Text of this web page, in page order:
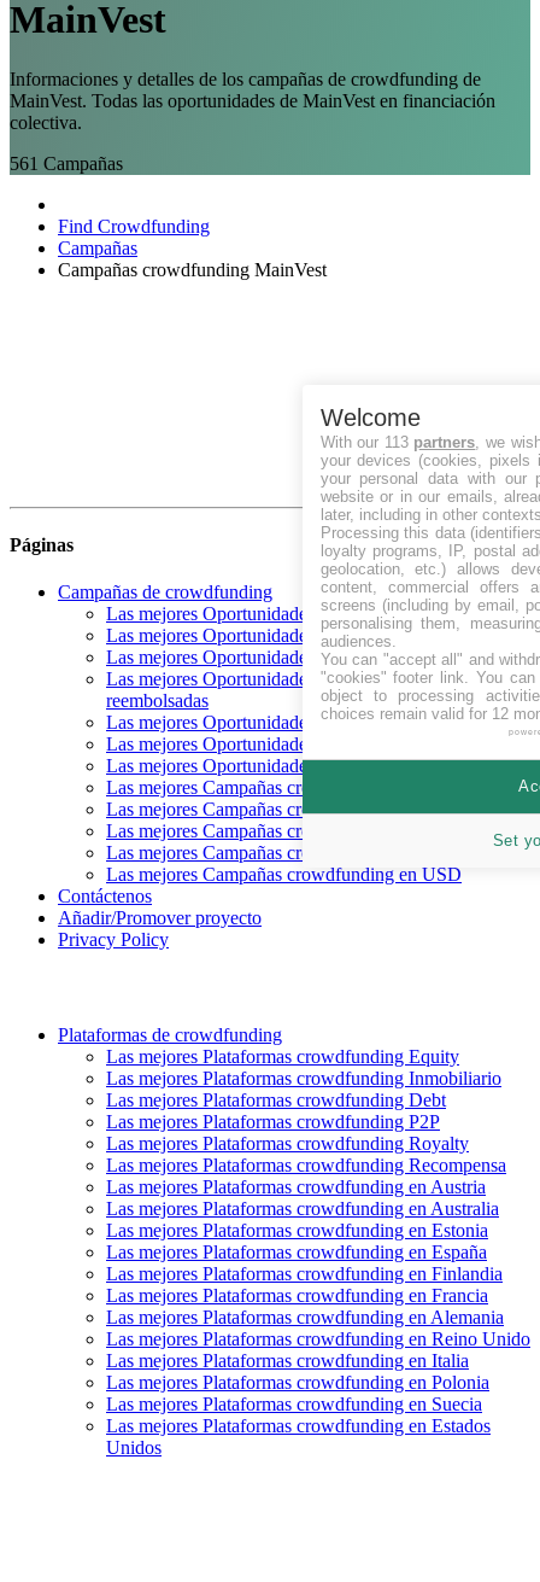
MainVest
Informaciones y detalles de los campañas de crowdfunding de
MainVest. Todas las oportunidades de MainVest en financiación
colectiva.
561 Campañas
Find Crowdfunding
Campañas
Campañas crowdfunding MainVest
Páginas
Campañas de crowdfunding
Las mejores Oportunidades crowdfunding Recaudando
Las mejores Oportunidades crowdfunding próximas
Las mejores Oportunidades crowdfunding financiadas
Las mejores Oportunidades crowdfunding
reembolsadas
Las mejores Oportunidades crowdfunding Equity
Las mejores Oportunidades crowdfunding Deuda
Las mejores Oportunidades crowdfunding Recompensa
Las mejores Campañas crowdfunding en CHF
Las mejores Campañas crowdfunding en EUR
Las mejores Campañas crowdfunding en GBP
Las mejores Campañas crowdfunding en SEK
Las mejores Campañas crowdfunding en USD
Contáctenos
Añadir/Promover proyecto
Privacy Policy
Plataformas de crowdfunding
Las mejores Plataformas crowdfunding Equity
Las mejores Plataformas crowdfunding Inmobiliario
Las mejores Plataformas crowdfunding Debt
Las mejores Plataformas crowdfunding P2P
Las mejores Plataformas crowdfunding Royalty
Las mejores Plataformas crowdfunding Recompensa
Las mejores Plataformas crowdfunding en Austria
Las mejores Plataformas crowdfunding en Australia
Las mejores Plataformas crowdfunding en Estonia
Las mejores Plataformas crowdfunding en España
Las mejores Plataformas crowdfunding en Finlandia
Las mejores Plataformas crowdfunding en Francia
Las mejores Plataformas crowdfunding en Alemania
Las mejores Plataformas crowdfunding en Reino Unido
Las mejores Plataformas crowdfunding en Italia
Las mejores Plataformas crowdfunding en Polonia
Las mejores Plataformas crowdfunding en Suecia
Las mejores Plataformas crowdfunding en Estados
Unidos
Welcome
With our 113 partners, we
your devices (cookies, pixels
your personal data with our
website or in our emails,
later, including in other
Processing this data
loyalty programs, IP, postal
geolocation, etc.) allows
content, commercial offers
screens (including by email,
personalising them,
audiences.
You can "accept all" and
"cookies" footer link. You can
object to processing
choices remain valid for 12
Set